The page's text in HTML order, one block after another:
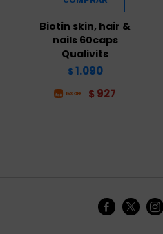
Biotin skin, hair &
nails 60caps
Qualivits
$ 1.090
$ 927
  